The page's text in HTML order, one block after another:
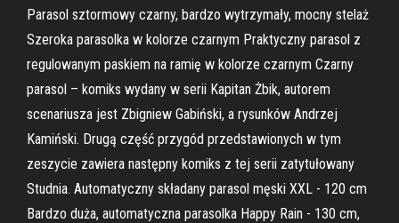
Parasol sztormowy czarny, bardzo wytrzymały, mocny stelaż
Szeroka parasolka w kolorze czarnym Praktyczny parasol z
regulowanym paskiem na ramię w kolorze czarnym Czarny
parasol – komiks wydany w serii Kapitan Żbik, autorem
scenariusza jest Zbigniew Gabiński, a rysunków Andrzej
Kamiński. Drugą część przygód przedstawionych w tym
zeszycie zawiera następny komiks z tej serii zatytułowany
Studnia. Automatyczny składany parasol męski XXL - 120 cm
Bardzo duża, automatyczna parasolka Happy Rain - 130 cm,